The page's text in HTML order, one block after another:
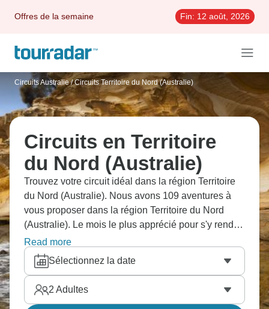
Offres de la semaine Fin: 12 août, 2026
Circuits Australie / Circuits Territoire du Nord (Australie)
Circuits en Territoire
du Nord (Australie)
Trouvez votre circuit idéal dans la région Territoire
du Nord (Australie). Nous avons 109 aventures à
vous proposer dans la région Territoire du Nord
(Australie). Le mois le plus apprécié pour s'y rendre
est Septembre, c'est-à-dire le mois qui compte le
plus grand nombre de départs.
Read more
Sélectionnez la date
2 Adultes